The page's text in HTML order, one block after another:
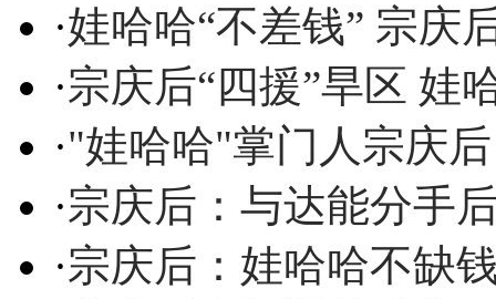
·娃哈哈“不差钱” 宗庆
·宗庆后“四援”旱区 娃
·"娃哈哈"掌门人宗庆
·宗庆后：与达能分手
·宗庆后：娃哈哈不缺